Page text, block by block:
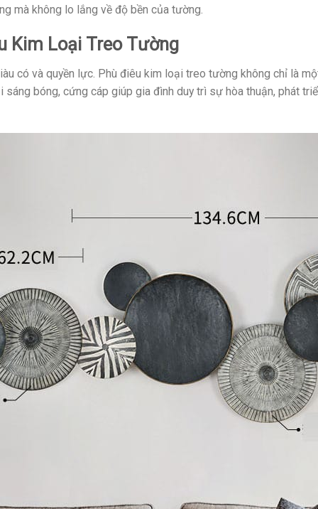
mà không lo lắng về độ bền của tường.
Kim Loại Treo Tường
có và quyền lực. Phù điêu kim loại treo tường không chỉ là
bóng, cứng cáp giúp gia đình duy trì sự hòa thuận, phát